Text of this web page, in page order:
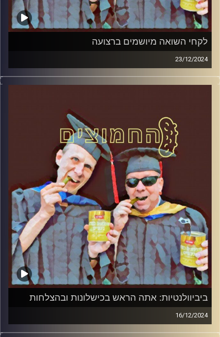
לקחי השואה מיושמים ברצועה
23/12/2024
המערכת הפוליטית על ספת הפסיכולוג, עם פרופסור בועז בן-
דוד ופרופסור גלעד הירשברגר
קרדיט תמונות:AudioVersity
ביביוולנטיות: אתה הראש בכישלונות ובהצלחות
16/12/2024
המערכת הפוליטית על ספת הפסיכולוג, עם פרופסור בועז בן-